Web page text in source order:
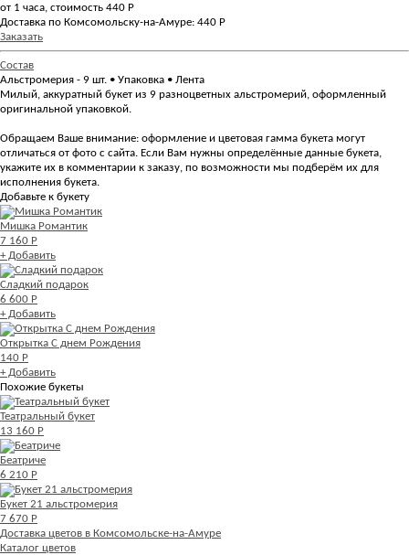
от 1 часа, стоимость 440 Р
Доставка по Комсомольску-на-Амуре: 440 Р
Заказать
Состав
Альстромерия - 9 шт. • Упаковка • Лента
Милый, аккуратный букет из 9 разноцветных альстромерий, оформленный
оригинальной упаковкой.
Обращаем Ваше внимание: оформление и цветовая гамма букета могут
отличаться от фото с сайта. Если Вам нужны определённые данные букета,
укажите их в комментарии к заказу, по возможности мы подберём их для
исполнения букета.
Добавьте к букету
Мишка Романтик
7 160 Р
+ Добавить
Сладкий подарок
6 600 Р
+ Добавить
Открытка С днем Рождения
140 Р
+ Добавить
Похожие букеты
Театральный букет
13 160 Р
Беатриче
6 210 Р
Букет 21 альстромерия
7 670 Р
Доставка цветов в Комсомольске-на-Амуре
Каталог цветов